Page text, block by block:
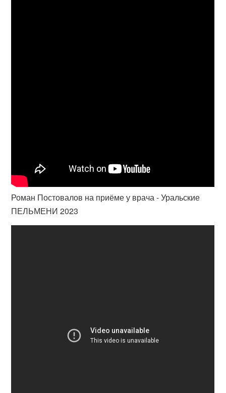
Роман Постовалов на приёме у врача - Уральские
ПЕЛЬМЕНИ 2023